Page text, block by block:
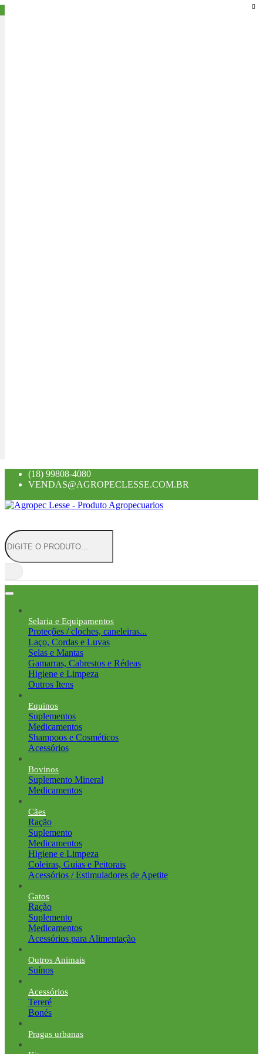
(18) 99808-4080
VENDAS@AGROPECLESSE.COM.BR
Selaria e Equipamentos
Proteções / cloches, caneleiras...
Laço, Cordas e Luvas
Selas e Mantas
Gamarras, Cabrestos e Rédeas
Higiene e Limpeza
Outros Itens
Equinos
Suplementos
Medicamentos
Shampoos e Cosméticos
Acessórios
Bovinos
Suplemento Mineral
Medicamentos
Cães
Ração
Suplemento
Medicamentos
Higiene e Limpeza
Coleiras, Guias e Peitorais
Acessórios / Estimuladores de Apetite
Gatos
Ração
Suplemento
Medicamentos
Acessórios para Alimentação
Outros Animais
Suínos
Acessórios
Tereré
Bonés
Pragas urbanas